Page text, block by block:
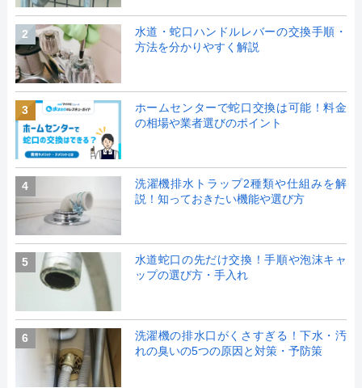
2
水道・蛇口ハンドルレバーの交換手順・
方法を分かりやすく解説
3
ホームセンターで蛇口交換は可能！料金
の相場や業者選びのポイント
4
洗濯機排水トラップ2種類や仕組みを解
説！知っておきたい機能や選び方
5
水道蛇口の先だけ交換！手順や泡沫キャ
ップの選び方・手入れ
6
洗濯機の排水口がくさすぎる！下水・汚
れの臭いの5つの原因と対策・予防策